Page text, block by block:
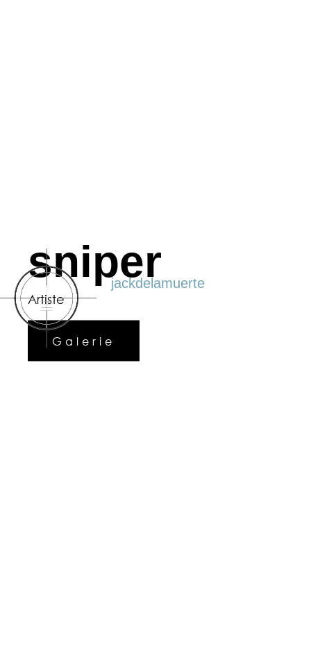
sniper
jackdelamuerte
Artiste
Galerie